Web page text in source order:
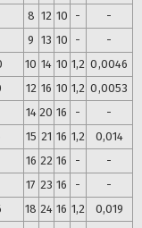
8 12 10 -
-
9 13 10 -
-
10 14 10 1,2 0,0046
12 16 10 1,2 0,0053
14 20 16 -
-
15 21 16 1,2
0,014
16 22 16 -
-
17 23 16 -
-
18 24 16 1,2
0,019